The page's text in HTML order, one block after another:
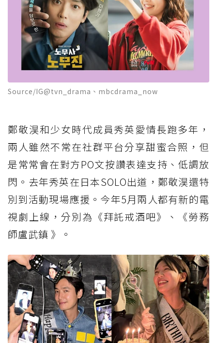
Source/IG@tvn_drama、mbcdrama_now
鄭敬淏和少女時代成員秀英愛情長跑多年，
兩人雖然不常在社群平台分享甜蜜合照，但
是常常會在對方PO文按讚表達支持、低調放
閃。去年秀英在日本SOLO出道，鄭敬淏還特
別到活動現場應援。今年5月兩人都有新的電
視劇上線，分別為《拜託戒酒吧》、《勞務
師盧武鎮 》。